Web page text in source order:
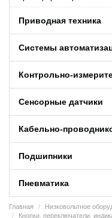
Приводная техника
Системы
Контрольно-
Сенсорные датчики
Кабельно-
Подшипники
Пневматика
Главная
Низковольтное
Кнопки, переключатели,